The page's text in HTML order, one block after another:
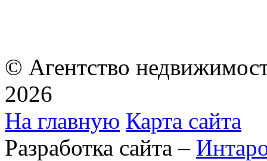
© Агентство
2026
На главную Карта сайта
Разработка сайта –